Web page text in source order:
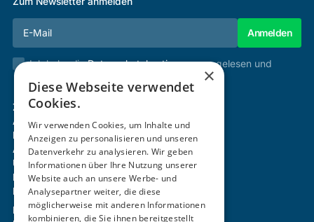
Ich habe dieDatenschutzbestimmungengelesen und
Zertifizierung & Verifikation
Akademie
Mitgliedschaft
Aktivitäten
Über uns
Login
Kontakt
Impressum
×
Diese Webseite verwendet
Cookies.
Wir verwenden Cookies, um Inhalte und
Anzeigen zu personalisieren und unseren
Datenverkehr zu analysieren. Wir geben
Informationen über Ihre Nutzung unserer
Website auch an unsere Werbe- und
Analysepartner weiter, die diese
möglicherweise mit anderen Informationen
kombinieren, die Sie ihnen bereitgestellt